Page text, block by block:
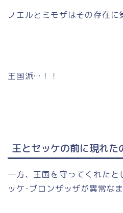
ノエルとミモザはその存在に
王国派…！！
王とセッケの前に現れ
一方、王国を守ってくれたと
ッケ･ブロンザッザが異常な